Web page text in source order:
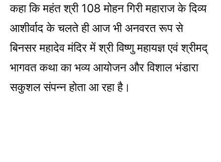
कहा कि महंत श्री 108 मोहन गिरी महाराज के दिव्य
आशीर्वाद के चलते ही आज भी अनवरत रूप से
बिनसर महादेव मंदिर में श्री विष्णु महायज्ञ एवं श्रीमद्
भागवत कथा का भव्य आयोजन और विशाल भंडारा
सकुशल संपन्न होता आ रहा है।